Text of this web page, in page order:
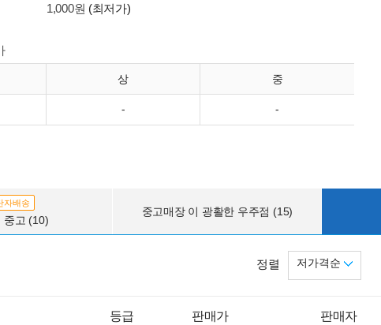
1,000원 (최저가)
상 중
- -
자배송
중고 (10)
중고매장 이 광활한 우주점 (15)
정렬 저가격순
등급 판매가 판매자